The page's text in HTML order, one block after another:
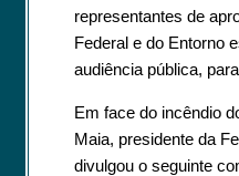
representantes de
Federal e do Entorno
audiência pública,
Em face do incêndio
Maia, presidente da
divulgou o seguinte